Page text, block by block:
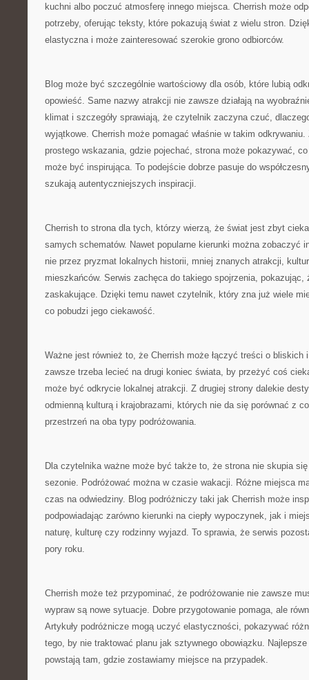
kuchni albo poczuć atmosferę innego miejsca. Cherrish może
potrzeby, oferując teksty, które pokazują świat z wielu stron.
elastyczna i może zainteresować szerokie grono odbiorców.
Blog może być szczególnie wartościowy dla osób, które lubią
opowieść. Same nazwy atrakcji nie zawsze działają na
klimat i szczegóły sprawiają, że czytelnik zaczyna czuć,
wyjątkowe. Cherrish może pomagać właśnie w takim
prostego wskazania, gdzie pojechać, strona może pokazywać,
może być inspirująca. To podejście dobrze pasuje do
szukają autentyczniejszych inspiracji.
Cherrish to strona dla tych, którzy wierzą, że świat jest zbyt
samych schematów. Nawet popularne kierunki można zobaczyć
nie przez pryzmat lokalnych historii, mniej znanych atrakcji,
mieszkańców. Serwis zachęca do takiego spojrzenia, pokazując,
zaskakujące. Dzięki temu nawet czytelnik, który zna już wiele
co pobudzi jego ciekawość.
Ważne jest również to, że Cherrish może łączyć treści o bliskich
zawsze trzeba lecieć na drugi koniec świata, by przeżyć coś
może być odkrycie lokalnej atrakcji. Z drugiej strony dalekie
odmienną kulturą i krajobrazami, których nie da się porównać z
przestrzeń na oba typy podróżowania.
Dla czytelnika ważne może być także to, że strona nie skupia się
sezonie. Podróżować można w czasie wakacji. Różne miejsca
czas na odwiedziny. Blog podróżniczy taki jak Cherrish może
podpowiadając zarówno kierunki na ciepły wypoczynek, jak i
naturę, kulturę czy rodzinny wyjazd. To sprawia, że serwis
pory roku.
Cherrish może też przypominać, że podróżowanie nie zawsze
wypraw są nowe sytuacje. Dobre przygotowanie pomaga, ale
Artykuły podróżnicze mogą uczyć elastyczności, pokazywać
tego, by nie traktować planu jak sztywnego obowiązku.
powstają tam, gdzie zostawiamy miejsce na przypadek.